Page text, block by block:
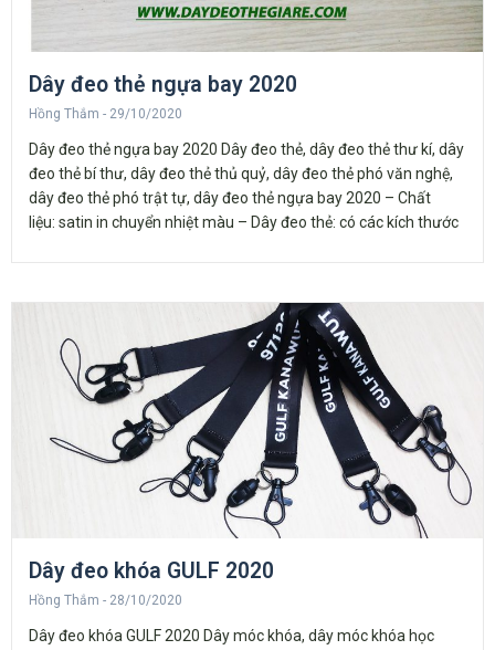
Dây đeo thẻ ngựa bay 2020
Hồng Thắm 29/10/2020
Dây đeo thẻ ngựa bay 2020 Dây đeo thẻ, dây đeo thẻ thư kí, dây
đeo thẻ bí thư, dây đeo thẻ thủ quỷ, dây đeo thẻ phó văn nghệ,
dây đeo thẻ phó trật tự, dây đeo thẻ ngựa bay 2020 – Chất
liệu: satin in chuyển nhiệt màu – Dây đeo thẻ: có các kích thước
Dây đeo khóa GULF 2020
Hồng Thắm 28/10/2020
Dây đeo khóa GULF 2020 Dây móc khóa, dây móc khóa học